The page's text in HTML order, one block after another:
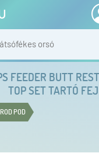
FEEDER BUTT
TOP SET TARTÓ FEJ
POD